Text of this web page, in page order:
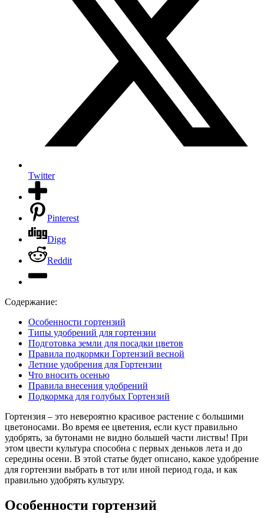
Twitter
Pinterest
Digg
Reddit
Содержание:
Особенности гортензий
Типы удобрений для гортензии
Подготовка земли для посадки цветов
Правила подкормки Гортензий весной
Летние удобрения для Гортензии
Что вносить осенью
Правила внесения удобрений
Подкормка для голубых Гортензий
Гортензия – это невероятно красивое растение с большими
цветоносами. Во время ее цветения, если куст правильно
удобрять, за бутонами не видно большей части листвы! При
этом цвести культура способна с первых деньков лета и до
середины осени. В этой статье будет описано, какое удобрение
для гортензии выбрать в тот или иной период года, и как
правильно удобрять культуру.
Особенности гортензий